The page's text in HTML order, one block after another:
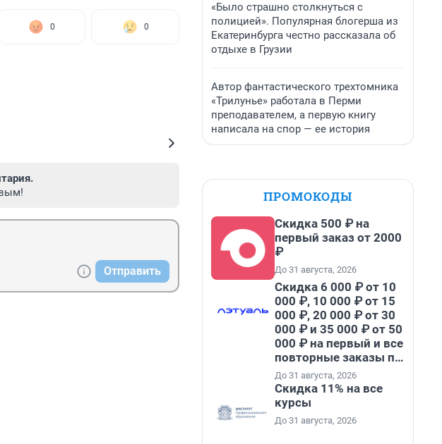
0 0
Отправить
«Было страшно столкнуться с
полицией». Популярная блогерша из
Екатеринбурга честно рассказала об
отдыхе в Грузии
Автор фантастического трехтомника
«Трилунье» работала в Перми
преподавателем, а первую книгу
написала на спор — ее история
ПРОМОКОДЫ
Скидка 500 ₽ на
первый заказ от 2000
₽
До 31 августа, 2026
Скидка 6 000 ₽ от 10
000 ₽, 10 000 ₽ от 15
000 ₽, 20 000 ₽ от 30
000 ₽ и 35 000 ₽ от 50
000 ₽ на первый и все
повторные заказы по
промокоду НАБЕРИ
До 31 августа, 2026
Скидка 11% на все
курсы
До 31 августа, 2026